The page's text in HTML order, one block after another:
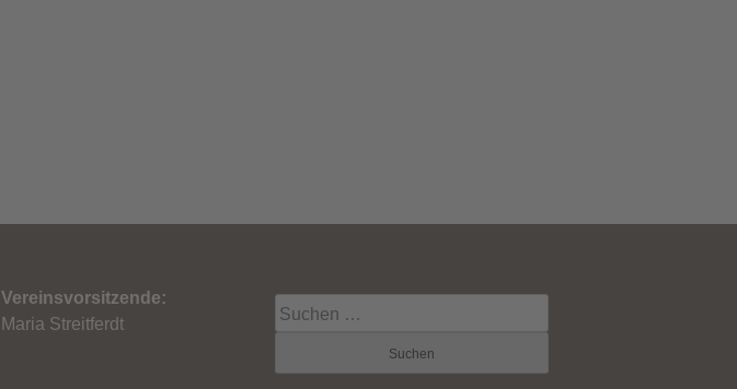
Vereinsvorsitzende:
Maria Streitferdt
Suche
nach: